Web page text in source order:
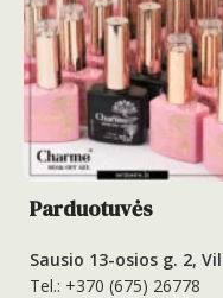
Parduotuvės
Sausio 13-osios g. 2,
Tel.: +370 (675) 26778